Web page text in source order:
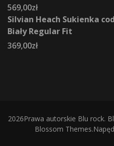
569,00zł
Silvian Heach Sukienka
Biały Regular Fit
369,00zł
2026Prawa autorskie Blu rock.
Blossom Themes